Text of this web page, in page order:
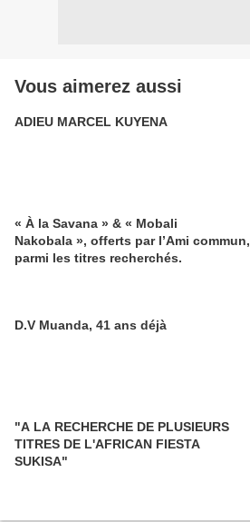
Vous aimerez aussi
ADIEU MARCEL KUYENA
« À la Savana » & « Mobali
Nakobala », offerts par l’Ami commun,
parmi les titres recherchés.
D.V Muanda, 41 ans déjà
"A LA RECHERCHE DE PLUSIEURS
TITRES DE L'AFRICAN FIESTA
SUKISA"